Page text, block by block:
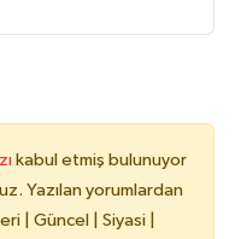
kabul etmiş bulunuyor
Yazılan yorumlardan
| Güncel | Siyasi |